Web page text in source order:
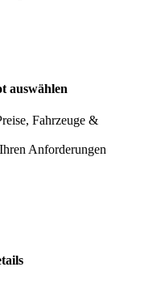
auswählen
Fahrzeuge &
Anforderungen